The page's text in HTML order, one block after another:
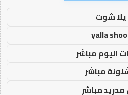
يلا شوت
yalla
اليوم مباشر
مباشر
مدريد مباشر